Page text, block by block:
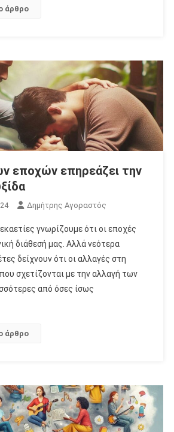
άρθρο
εποχών επηρεάζει την
Δημήτρης Αγοραστός
γνωρίζουμε ότι οι εποχές
διάθεσή μας. Αλλά νεότερα
δείχνουν ότι οι αλλαγές στη
σχετίζονται με την αλλαγή των
από όσες ίσως
άρθρο